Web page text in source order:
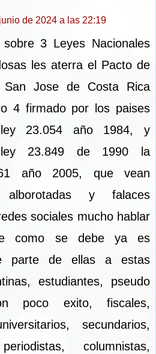
de 2024 a las 22:19
sobre 3 Leyes Nacionales
les aterra el Pacto de
Jose de Costa Rica
4 firmado por los paises
23.054 año 1984, y
ley 23.849 de 1990 la
año 2005, que vean
y falaces
sociales mucho hablar
como se debe ya es
parte de ellas a estas
estudiantes, pseudo
poco exito, fiscales,
secundarios,
columnistas,